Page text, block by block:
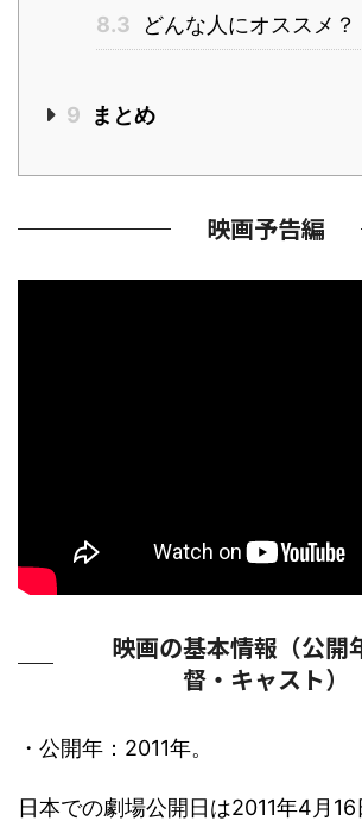
8.3 どんな人にオススメ？
9 まとめ
映画予告編
映画の基本情報（公開
督・キャスト）
・公開年：2011年。
日本での劇場公開日は2011年4月16